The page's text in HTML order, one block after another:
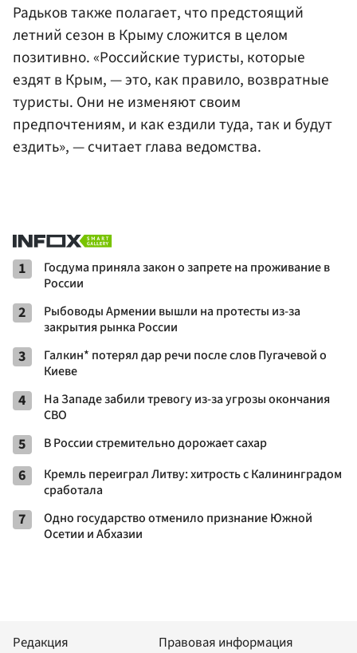
Радьков также полагает, что предстоящий
летний сезон в Крыму сложится в целом
позитивно. «Российские туристы, которые
ездят в Крым, — это, как правило, возвратные
туристы. Они не изменяют своим
предпочтениям, и как ездили туда, так и будут
ездить», — считает глава ведомства.
1
Госдума приняла закон о запрете на проживание в
России
2
Рыбоводы Армении вышли на протесты из-за
закрытия рынка России
3
Галкин* потерял дар речи после слов Пугачевой о
Киеве
4
На Западе забили тревогу из-за угрозы окончания
СВО
5 В России стремительно дорожает сахар
6
Кремль переиграл Литву: хитрость с Калининградом
сработала
7
Одно государство отменило признание Южной
Осетии и Абхазии
Редакция
Правовая информация